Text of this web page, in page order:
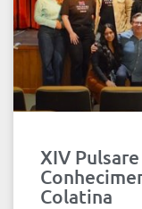
XIV
Colatina